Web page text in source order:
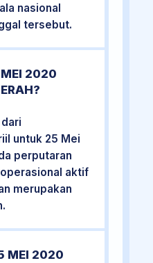
nasional
tersebut.
2020
untuk 25 Mei
perputaran
aktif
merupakan
MEI 2020